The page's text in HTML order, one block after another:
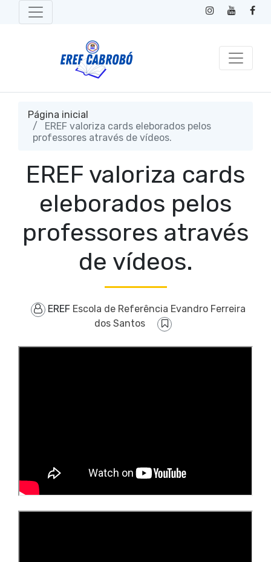
Página inicial
EREF valoriza cards eleborados pelos
professores através de vídeos.
EREF valoriza cards
eleborados pelos
professores através
de vídeos.
EREF Escola de Referência Evandro Ferreira
dos Santos